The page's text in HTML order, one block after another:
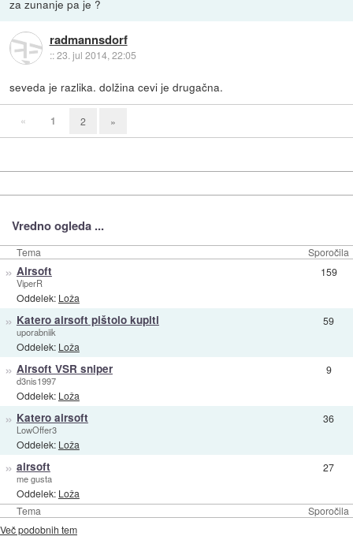
za zunanje pa je ?
radmannsdorf
::23. jul 2014, 22:05
seveda je razlika. dolžina cevi je drugačna.
« 1 2 »
Vredno ogleda ...
Tema Sporočila
Tema Sporočila
» Airsoft
ViperR
Oddelek: Loža
159
» Katero airsoft pištolo kupiti
uporabniik
Oddelek: Loža
59
» Airsoft VSR sniper
d3nis1997
Oddelek: Loža
9
» Katero airsoft
LowOffer3
Oddelek: Loža
36
» airsoft
me gusta
Oddelek: Loža
27
Več podobnih tem